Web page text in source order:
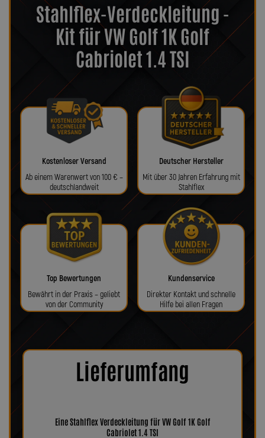
Stahlflex-Verdeckleitung -
Kit für VW Golf 1K Golf
Cabriolet 1.4 TSI
Kostenloser Versand
Ab einem Warenwert von 100 € –
deutschlandweit
Deutscher Hersteller
Mit über 30 Jahren Erfahrung mit
Stahlflex
Top Bewertungen
Bewährt in der Praxis – geliebt
von der Community
Kundenservice
Direkter Kontakt und schnelle
Hilfe bei allen Fragen
Lieferumfang
Eine Stahlflex Verdeckleitung für VW Golf 1K Golf
Cabriolet 1.4 TSI